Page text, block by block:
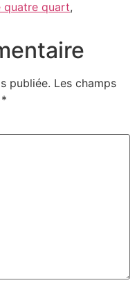
quatre quart,
publiée. Les champs
*